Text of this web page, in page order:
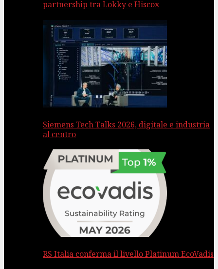
partnership tra Lokky e Hiscox
Siemens Tech Talks 2026, digitale e industria
al centro
RS Italia conferma il livello Platinum EcoVadis